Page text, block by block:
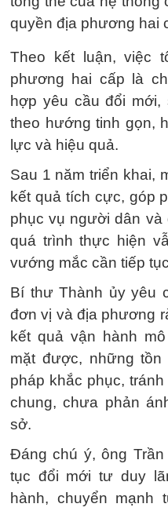
quyền địa phương hai
Theo kết luận, việc
phương hai cấp là
hợp yêu cầu đổi
theo hướng tinh gọn,
lực và hiệu quả.
Sau 1 năm triển khai,
kết quả tích cực, góp
phục vụ người dân và
quá trình thực hiện
vướng mắc cần tiếp
Bí thư Thành ủy yêu
đơn vị và địa phương
kết quả vận hành
mặt được, những tồn
pháp khắc phục,
chung, chưa phản
sở.
Đáng chú ý, ông
tục đổi mới tư duy
hành, chuyển mạnh